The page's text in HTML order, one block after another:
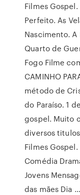
Filmes
Perfeito. As
Nascimento.
Quarto de
Fogo Filme
CAMINHO
método de
do Paraíso. 1
gospel. Muito
diversos
Filmes
Comédia
Jovens
das mães Dia